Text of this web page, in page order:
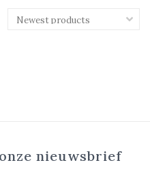
nieuwsbrief